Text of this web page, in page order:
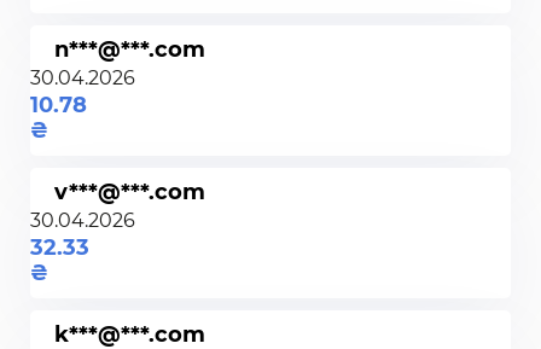
n***@***.com
30.04.2026
10.78
v***@***.com
30.04.2026
32.33
k***@***.com